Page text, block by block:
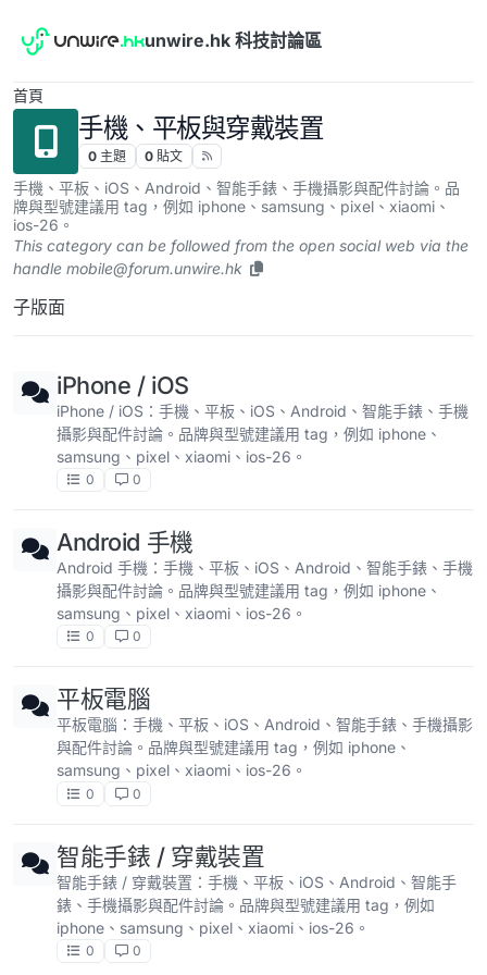
unwire.hk 科技討論區
首頁
手機、平板與穿戴裝置
0 主題 0 貼文
手機、平板、iOS、Android、智能手錶、手機攝影與配件討論。品
牌與型號建議用 tag，例如 iphone、samsung、pixel、xiaomi、
ios-26。
This category can be followed from the open social web via the
handle mobile@forum.unwire.hk
子版面
iPhone / iOS
iPhone / iOS：手機、平板、iOS、Android、智能手錶、手機
攝影與配件討論。品牌與型號建議用 tag，例如 iphone、
samsung、pixel、xiaomi、ios-26。
0 0
Android 手機
Android 手機：手機、平板、iOS、Android、智能手錶、手機
攝影與配件討論。品牌與型號建議用 tag，例如 iphone、
samsung、pixel、xiaomi、ios-26。
0 0
平板電腦
平板電腦：手機、平板、iOS、Android、智能手錶、手機攝影
與配件討論。品牌與型號建議用 tag，例如 iphone、
samsung、pixel、xiaomi、ios-26。
0 0
智能手錶 / 穿戴裝置
智能手錶 / 穿戴裝置：手機、平板、iOS、Android、智能手
錶、手機攝影與配件討論。品牌與型號建議用 tag，例如
iphone、samsung、pixel、xiaomi、ios-26。
0 0